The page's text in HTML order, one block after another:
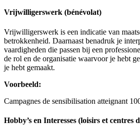
Vrijwilligerswerk (bénévolat)
Vrijwilligerswerk is een indicatie van
betrokkenheid. Daarnaast benadruk je
vaardigheden die passen bij een
de rol en de organisatie waarvoor je hebt
je hebt gemaakt.
Voorbeeld:
Campagnes de sensibilisation atteignant
Hobby’s en Interesses (loisirs et centres